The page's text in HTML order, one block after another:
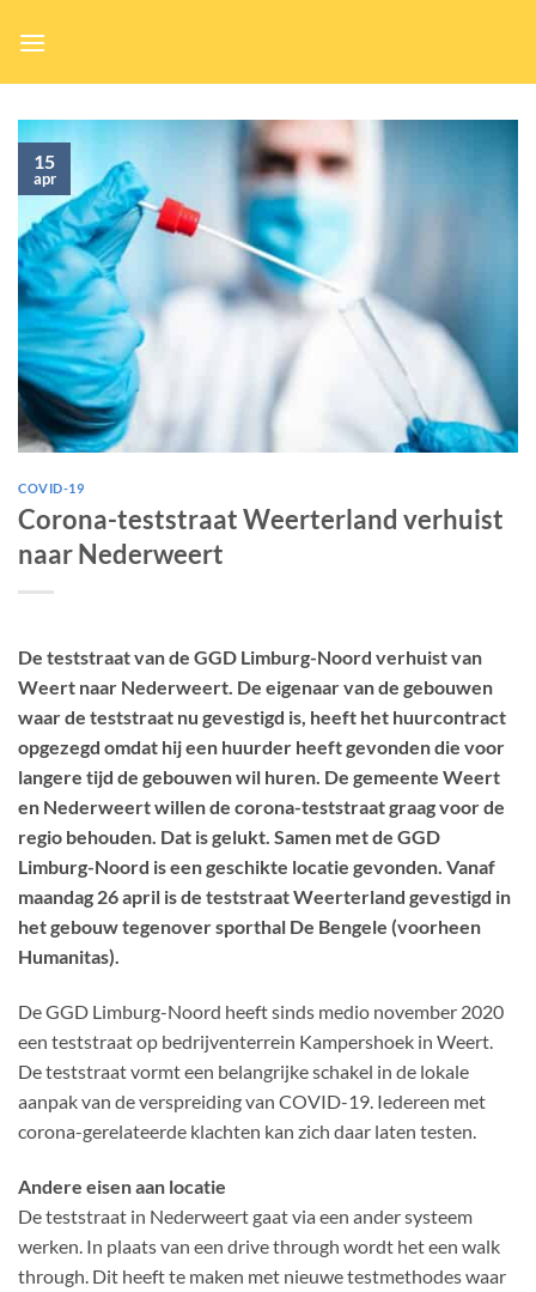
naar
15
apr
COVID-19
Corona-teststraat Weerterland verhuist
naar Nederweert
De teststraat van de GGD Limburg-Noord verhuist van
Weert naar Nederweert. De eigenaar van de gebouwen
waar de teststraat nu gevestigd is, heeft het huurcontract
opgezegd omdat hij een huurder heeft gevonden die voor
langere tijd de gebouwen wil huren. De gemeente Weert
en Nederweert willen de corona-teststraat graag voor de
regio behouden. Dat is gelukt. Samen met de GGD
Limburg-Noord is een geschikte locatie gevonden. Vanaf
maandag 26 april is de teststraat Weerterland gevestigd in
het gebouw tegenover sporthal De Bengele (voorheen
Humanitas).
De GGD Limburg-Noord heeft sinds medio november 2020
een teststraat op bedrijventerrein Kampershoek in Weert.
De teststraat vormt een belangrijke schakel in de lokale
aanpak van de verspreiding van COVID-19. Iedereen met
corona-gerelateerde klachten kan zich daar laten testen.
Andere eisen aan locatie
De teststraat in Nederweert gaat via een ander systeem
werken. In plaats van een drive through wordt het een walk
through. Dit heeft te maken met nieuwe testmethodes waar